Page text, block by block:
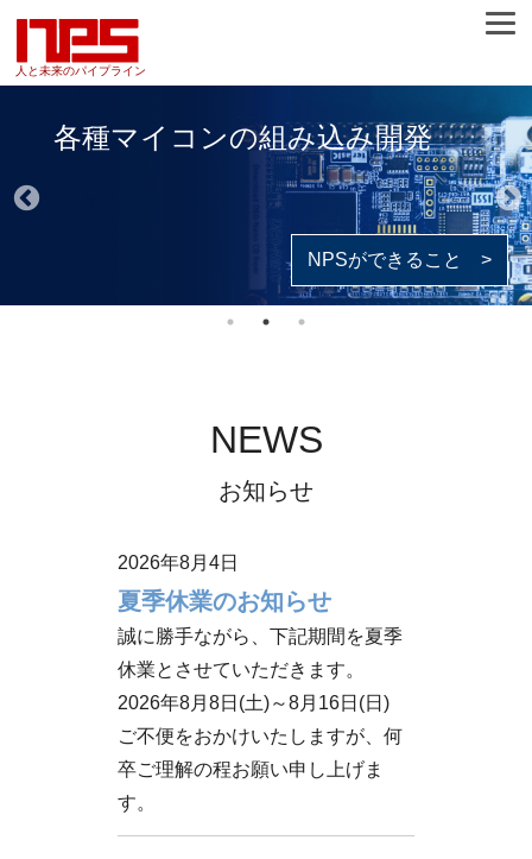
人と未来のパイプライン
各種マイコンの組み込み開発
NPSができること >
NEWS
お知らせ
2026年8月4日
夏季休業のお知らせ
誠に勝手ながら、下記期間を夏季
休業とさせていただきます。
2026年8月8日(土)～8月16日(日)
ご不便をおかけいたしますが、何
卒ご理解の程お願い申し上げま
す。